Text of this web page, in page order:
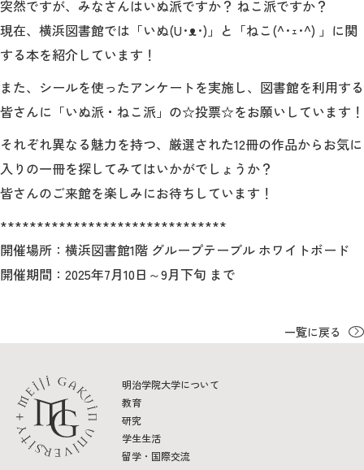
2026年9月入学者向け 新入生サイト
MGグッズ オンラインショップ
（外部サイト）
アクセス
キャンパス
入試情報
お問合わせ
突然ですが、みなさんはいぬ派ですか？ ねこ派ですか？
現在、横浜図書館では「いぬ(U･ᴥ･)」と「ねこ(^･ｪ･^) 」に関
する本を紹介しています！
また、シールを使ったアンケートを実施し、図書館を利用する
皆さんに「いぬ派・ねこ派」の☆投票☆をお願いしています！
それぞれ異なる魅力を持つ、厳選された12冊の作品からお気に
入りの一冊を探してみてはいかがでしょうか？
皆さんのご来館を楽しみにお待ちしています！
*******************************
開催場所：横浜図書館1階 グループテーブル ホワイトボード
開催期間：2025年7月10日～9月下旬 まで
一覧に戻る
明治学院大学について
教育
研究
学生生活
留学・国際交流